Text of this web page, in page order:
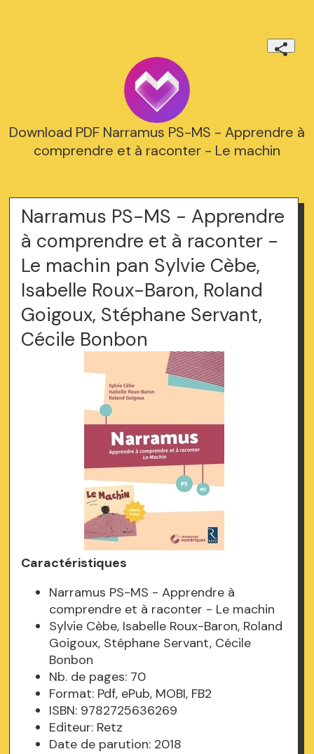
Download PDF Narramus PS-MS - Apprendre à
comprendre et à raconter - Le machin
Narramus PS-MS - Apprendre
à comprendre et à raconter -
Le machin pan Sylvie Cèbe,
Isabelle Roux-Baron, Roland
Goigoux, Stéphane Servant,
Cécile Bonbon
Caractéristiques
Narramus PS-MS - Apprendre à
comprendre et à raconter - Le machin
Sylvie Cèbe, Isabelle Roux-Baron, Roland
Goigoux, Stéphane Servant, Cécile
Bonbon
Nb. de pages: 70
Format: Pdf, ePub, MOBI, FB2
ISBN: 9782725636269
Editeur: Retz
Date de parution: 2018